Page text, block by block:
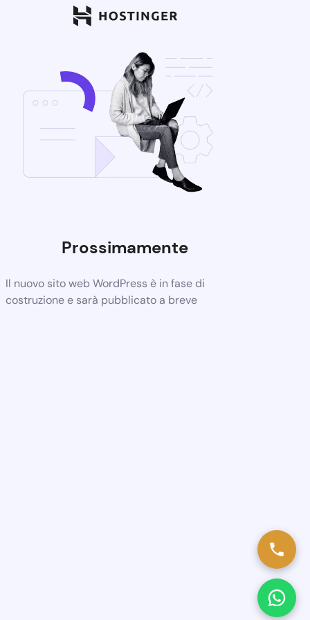
Prossimamente
Il nuovo sito web WordPress è in fase di
costruzione e sarà pubblicato a breve